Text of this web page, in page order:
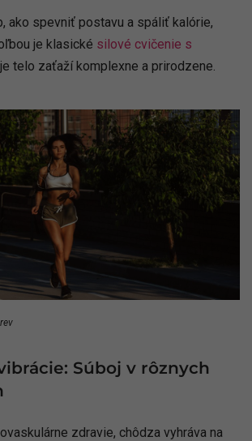
ako spevniť postavu a spáliť kalórie,
je klasické silové cvičenie s
telo zaťaží komplexne a prirodzene.
Súboj v rôznych
zdravie, chôdza vyhráva na